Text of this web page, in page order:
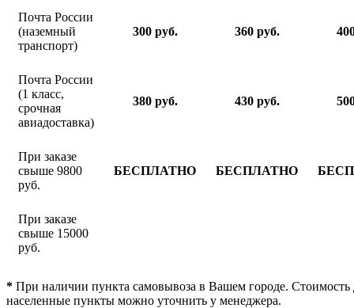
Почта России
(наземный
транспорт)
300 руб. 360 руб.
Почта России
(1 класс,
срочная
авиадоставка)
380 руб. 430 руб.
При заказе
свыше 9800
руб.
БЕСПЛАТНО БЕСПЛАТНО
При заказе
свыше 15000
руб.
* При наличии пункта самовывоза в Вашем городе. Стоимость
населенные пункты можно уточнить у менеджера.